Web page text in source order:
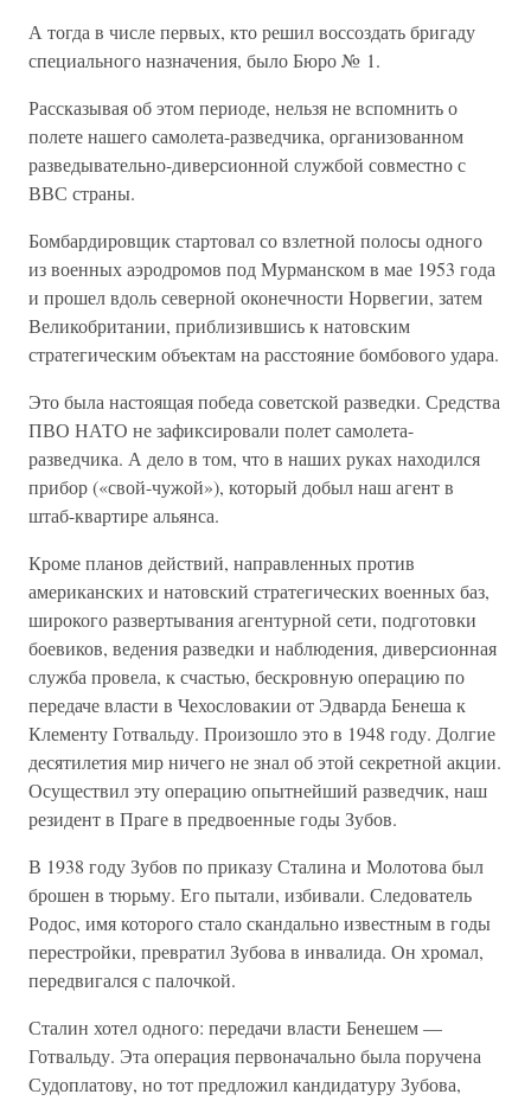
А тогда в числе первых, кто решил воссоздать бригаду
специального назначения, было Бюро № 1.
Рассказывая об этом периоде, нельзя не вспомнить о
полете нашего самолета-разведчика, организованном
разведывательно-диверсионной службой совместно с
ВВС страны.
Бомбардировщик стартовал со взлетной полосы одного
из военных аэродромов под Мурманском в мае 1953 года
и прошел вдоль северной оконечности Норвегии, затем
Великобритании, приблизившись к натовским
стратегическим объектам на расстояние бомбового удара.
Это была настоящая победа советской разведки. Средства
ПВО НАТО не зафиксировали полет самолета-
разведчика. А дело в том, что в наших руках находился
прибор («свой-чужой»), который добыл наш агент в
штаб-квартире альянса.
Кроме планов действий, направленных против
американских и натовский стратегических военных баз,
широкого развертывания агентурной сети, подготовки
боевиков, ведения разведки и наблюдения, диверсионная
служба провела, к счастью, бескровную операцию по
передаче власти в Чехословакии от Эдварда Бенеша к
Клементу Готвальду. Произошло это в 1948 году. Долгие
десятилетия мир ничего не знал об этой секретной акции.
Осуществил эту операцию опытнейший разведчик, наш
резидент в Праге в предвоенные годы Зубов.
В 1938 году Зубов по приказу Сталина и Молотова был
брошен в тюрьму. Его пытали, избивали. Следователь
Родос, имя которого стало скандально известным в годы
перестройки, превратил Зубова в инвалида. Он хромал,
передвигался с палочкой.
Сталин хотел одного: передачи власти Бенешем —
Готвальду. Эта операция первоначально была поручена
Судоплатову, но тот предложил кандидатуру Зубова,